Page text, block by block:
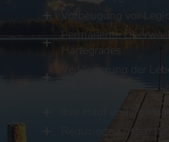
Vorbeugung vor
Permanente
Härtegrades
Verlängerung der
Haushaltsgeräte
Ihre Haut und Ihr
Reduzierte Kosten